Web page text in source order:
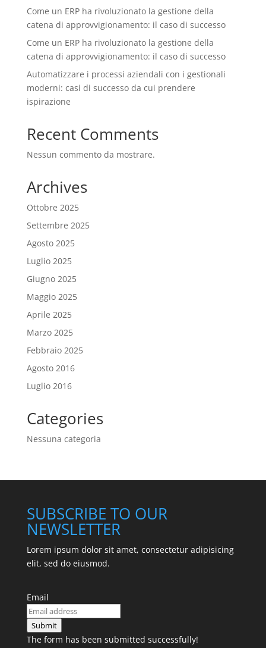
Come un ERP ha rivoluzionato la gestione della
catena di approvvigionamento: il caso di successo
Come un ERP ha rivoluzionato la gestione della
catena di approvvigionamento: il caso di successo
Automatizzare i processi aziendali con i gestionali
moderni: casi di successo da cui prendere
ispirazione
Recent Comments
Nessun commento da mostrare.
Archives
Ottobre 2025
Settembre 2025
Agosto 2025
Luglio 2025
Giugno 2025
Maggio 2025
Aprile 2025
Marzo 2025
Febbraio 2025
Agosto 2016
Luglio 2016
Categories
Nessuna categoria
SUBSCRIBE TO OUR
NEWSLETTER
Lorem ipsum dolor sit amet, consectetur adipisicing
elit, sed do eiusmod.
Email
Submit
The form has been submitted successfully!